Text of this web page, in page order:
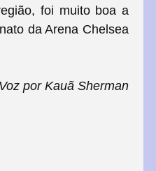
foi muito boa a
da Arena Chelsea
por Kauã Sherman